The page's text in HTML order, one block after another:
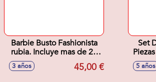
Barbie Busto Fashionista
rubia. Incluye mas de 20
3 años 45,00 €
Set
5 años